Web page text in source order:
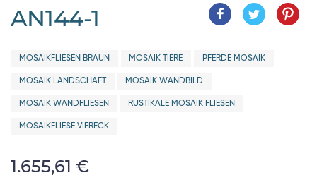
AN144-1
MOSAIKFLIESEN BRAUN MOSAIK TIERE PFERDE MOSAIK
MOSAIK LANDSCHAFT MOSAIK WANDBILD
MOSAIK WANDFLIESEN RUSTIKALE MOSAIK FLIESEN
MOSAIKFLIESE VIERECK
1.655,61 €